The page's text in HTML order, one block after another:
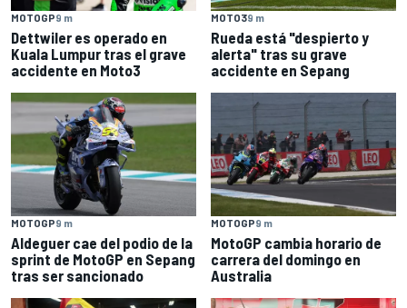
MOTOGP9 m
Dettwiler es operado en
Kuala Lumpur tras el grave
accidente en Moto3
MOTO39 m
Rueda está "despierto y
alerta" tras su grave
accidente en Sepang
MOTOGP9 m
Aldeguer cae del podio de la
sprint de MotoGP en Sepang
tras ser sancionado
MOTOGP9 m
MotoGP cambia horario de
carrera del domingo en
Australia